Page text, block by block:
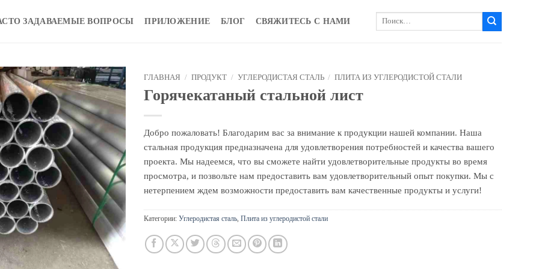
ЗАДАВАЕМЫЕ ВОПРОСЫ ПРИЛОЖЕНИЕ БЛОГ СВЯЖИТЕСЬ С НАМИ
Искать:
ГЛАВНАЯ / ПРОДУКТ / УГЛЕРОДИСТАЯ СТАЛЬ / ПЛИТА ИЗ УГЛЕРОДИСТОЙ СТАЛИ
Горячекатаный стальной лист
Добро пожаловать! Благодарим вас за внимание к продукции нашей компании. Наша
стальная продукция предназначена для удовлетворения потребностей и качества вашего
проекта. Мы надеемся, что вы сможете найти удовлетворительные продукты во время
просмотра, и позвольте нам предоставить вам удовлетворительный опыт покупки. Мы с
нетерпением ждем возможности предоставить вам качественные продукты и услуги!
Категории: Углеродистая сталь Плита из углеродистой стали